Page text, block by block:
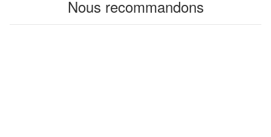
Nous recommandons